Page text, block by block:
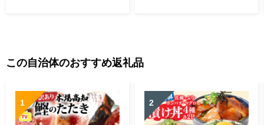
この自治体のおすすめ返礼品
1 2